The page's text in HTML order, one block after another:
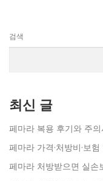
검색
최신 글
페마라 복용 후기와 주
페마라 가격·처방비·보
페마라 처방받으면 실손